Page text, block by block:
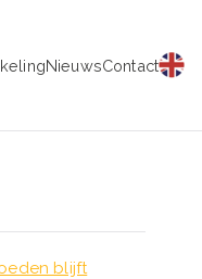
NieuwsContact
blijft